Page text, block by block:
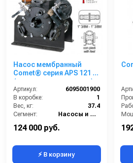
Насос мембранный
Comet® серия APS 121 S
(усиленное крепление)
(115 л/мин; 50 бар); вал
ВОМ 13/8
Артикул:
6095001900
В коробке:
1
Вес, кг:
37.4
Сегмент:
Насосы и насосные станции
124 000 руб.
⚡ В корзину